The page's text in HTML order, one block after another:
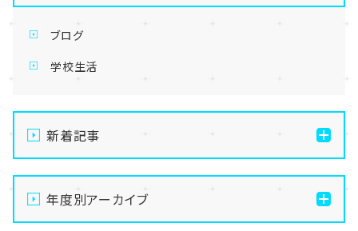
ブログ
学校生活
新着記事
【なんば】体験授業で高級感のあるマンゴータルト作り
ました！🥭✨
【なんば】キラリと輝く宝物✨「光るハーバリウム」作り
年度別アーカイブ